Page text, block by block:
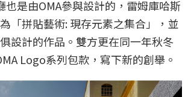
是由OMA參與設計的，雷姆庫哈斯
「拼貼藝術: 現存元素之集合」，並
設計的作品。雙方更在同一年秋冬
Logo系列包款，寫下新的創舉。